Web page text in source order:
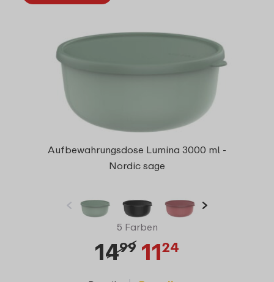
Aufbewahrungsdose Lumina 3000 ml -
Nordic sage
5 Farben
1499 1124